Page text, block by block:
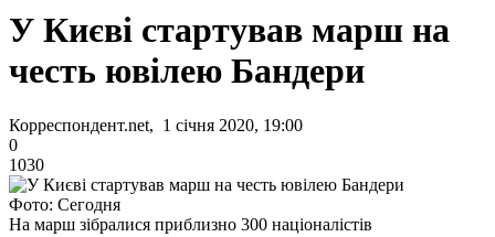
У Києві стартував марш на
честь ювілею Бандери
Корреспондент.net, 1 січня 2020, 19:00
0
1030
Фото: Сегодня
На марш зібралися приблизно 300 націоналістів